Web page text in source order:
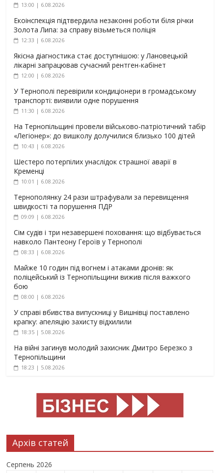
13:00 | 6.08.2026
Екоінспекція підтвердила незаконні роботи біля річки
Золота Липа: за справу візьметься поліція
12:33 | 6.08.2026
Якісна діагностика стає доступнішою: у Лановецькій
лікарні запрацював сучасний рентген-кабінет
12:00 | 6.08.2026
У Тернополі перевірили кондиціонери в громадському
транспорті: виявили одне порушення
11:30 | 6.08.2026
На Тернопільщині провели військово-патріотичний табір
«Легіонер»: до вишколу долучилися близько 100 дітей
10:43 | 6.08.2026
Шестеро потерпілих унаслідок страшної аварії в
Кременці
10:01 | 6.08.2026
Тернополянку 24 рази штрафували за перевищення
швидкості та порушення ПДР
09:09 | 6.08.2026
Сім судів і три незавершені поховання: що відбувається
навколо Пантеону Героїв у Тернополі
08:33 | 6.08.2026
Майже 10 годин під вогнем і атаками дронів: як
поліцейський із Тернопільщини вижив після важкого
бою
08:00 | 6.08.2026
У справі вбивства випускниці у Вишнівці поставлено
крапку: апеляцію захисту відхилили
18:35 | 5.08.2026
На війні загинув молодий захисник Дмитро Березко з
Тернопільщини
18:23 | 5.08.2026
Архів статей
Серпень 2026